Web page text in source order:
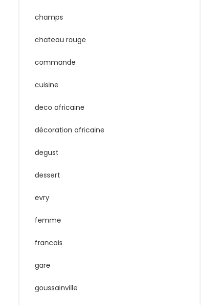
champs
chateau rouge
commande
cuisine
deco africaine
décoration africaine
degust
dessert
evry
femme
francais
gare
goussainville